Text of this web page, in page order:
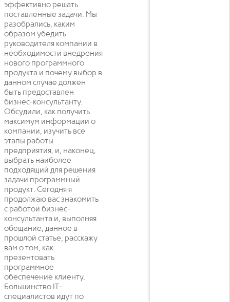
эффективно решать
поставленные задачи. Мы
разобрались, каким
образом убедить
руководителя компании в
необходимости внедрения
нового программного
продукта и почему выбор в
данном случае должен
быть предоставлен
бизнес-консультанту.
Обсудили, как получить
максимум информации о
компании, изучить все
этапы работы
предприятия, и, наконец,
выбрать наиболее
подходящий для решения
задачи программный
продукт. Сегодня я
продолжаю вас знакомить
с работой бизнес-
консультанта и, выполняя
обещание, данное в
прошлой статье, расскажу
вам о том, как
презентовать
программное
обеспечение клиенту.
Большинство IT-
специалистов идут по